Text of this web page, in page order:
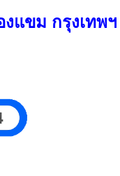
แขม กรุงเทพฯ